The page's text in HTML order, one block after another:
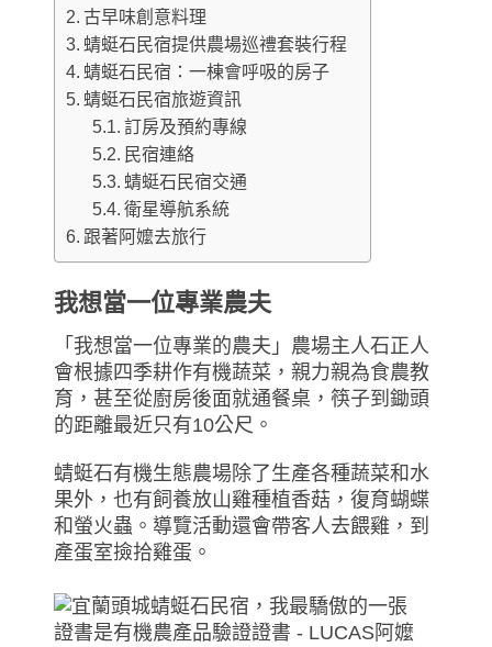
古早味創意料理
蜻蜓石民宿提供農場巡禮套裝行程
蜻蜓石民宿：一棟會呼吸的房子
蜻蜓石民宿旅遊資訊
訂房及預約專線
民宿連絡
蜻蜓石民宿交通
衛星導航系統
跟著阿嬤去旅行
我想當一位專業農夫
「我想當一位專業的農夫」農場主人石正人
會根據四季耕作有機蔬菜，親力親為食農教
育，甚至從廚房後面就通餐桌，筷子到鋤頭
的距離最近只有10公尺。
蜻蜓石有機生態農場除了生產各種蔬菜和水
果外，也有飼養放山雞種植香菇，復育蝴蝶
和螢火蟲。導覽活動還會帶客人去餵雞，到
產蛋室撿拾雞蛋。